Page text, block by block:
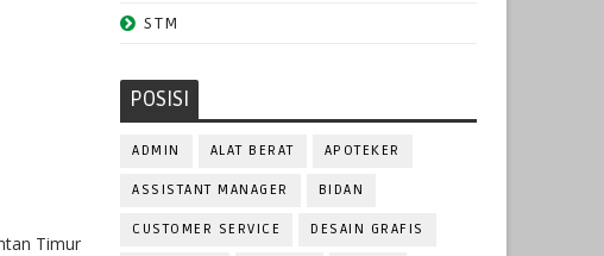
Timur
STM
POSISI
ADMIN ALAT BERAT APOTEKER
ASSISTANT MANAGER BIDAN
CUSTOMER SERVICE DESAIN GRAFIS